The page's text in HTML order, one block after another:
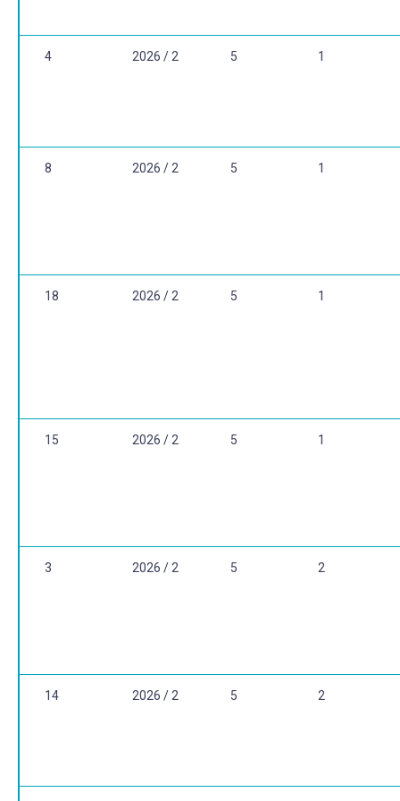
4 2026 / 2 5 1
8 2026 / 2 5 1
18 2026 / 2 5 1
15 2026 / 2 5 1
3 2026 / 2 5 2
14 2026 / 2 5 2